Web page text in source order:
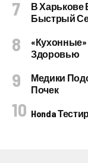
В
Быстрый
Здоровью
Медики
Почек
Honda